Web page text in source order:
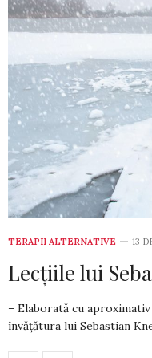
TERAPII ALTERNATIVE 13
Lecțiile lui
– Elaborată cu
învățătura lui Sebastian